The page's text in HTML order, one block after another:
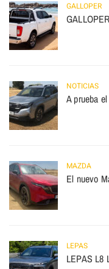
GALLOPER
NOTICIAS
A prueba
MAZDA
El nuevo
LEPAS
LEPAS L8